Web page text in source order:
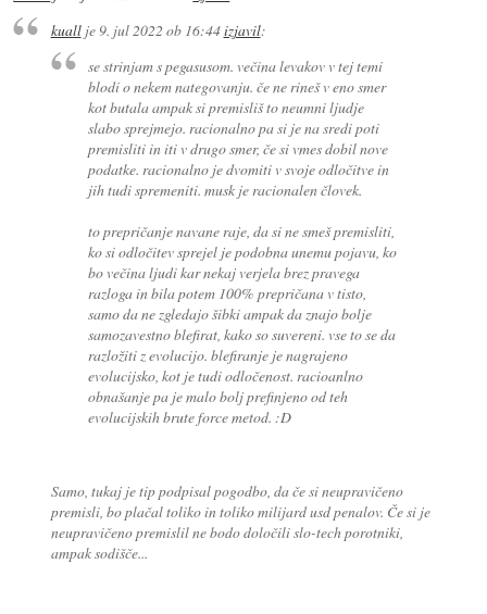
kuallje9. jul 2022 ob 16:44izjavil:
se strinjam s pegasusom. večina levakov v tej temi
blodi o nekem nategovanju. če ne rineš v eno smer
kot butala ampak si premisliš to neumni ljudje
slabo sprejmejo. racionalno pa si je na sredi poti
premisliti in iti v drugo smer, če si vmes dobil nove
podatke. racionalno je dvomiti v svoje odločitve in
jih tudi spremeniti. musk je racionalen človek.
to prepričanje navane raje, da si ne smeš premisliti,
ko si odločitev sprejel je podobna unemu pojavu, ko
bo večina ljudi kar nekaj verjela brez pravega
razloga in bila potem 100% prepričana v tisto,
samo da ne zgledajo šibki ampak da znajo bolje
samozavestno blefirat, kako so suvereni. vse to se da
razložiti z evolucijo. blefiranje je nagrajeno
evolucijsko, kot je tudi odločenost. racioanlno
obnašanje pa je malo bolj prefinjeno od teh
evolucijskih brute force metod. :D
Samo, tukaj je tip podpisal pogodbo, da če si neupravičeno
premisli, bo plačal toliko in toliko milijard usd penalov. Če si je
neupravičeno premislil ne bodo določili slo-tech porotniki,
ampak sodišče...